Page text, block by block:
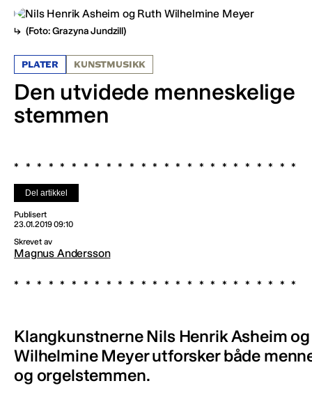
(Foto: Grazyna Jundzill)
PLATER KUNSTMUSIKK
Den utvidede menneskelige
stemmen
Del artikkel
Publisert
23.01.2019 09:10
Skrevet av
Magnus Andersson
Klangkunstnerne Nils Henrik Asheim
Wilhelmine Meyer utforsker både
og orgelstemmen.